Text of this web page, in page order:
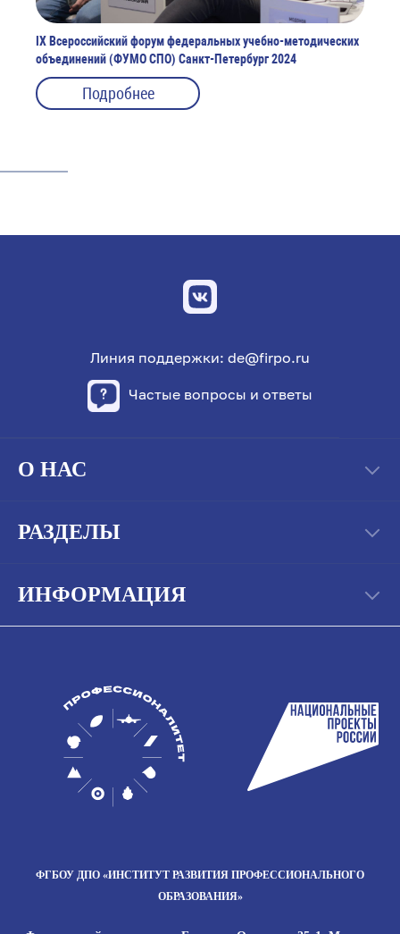
IX Всероссийский форум федеральных учебно-методических
объединений (ФУМО СПО) Санкт-Петербург 2024
Подробнее
Линия поддержки: de@firpo.ru
Частые вопросы и ответы
О НАС
РАЗДЕЛЫ
ИНФОРМАЦИЯ
ФГБОУ ДПО «ИНСТИТУТ РАЗВИТИЯ ПРОФЕССИОНАЛЬНОГО
ОБРАЗОВАНИЯ»